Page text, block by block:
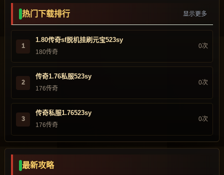
热门下载排行 显示更多
1
1.80传奇sf脱机挂刷元宝523sy
180传奇
0次
2
传奇1.76私服523sy
176传奇
0次
3
传奇私服1.76523sy
176传奇
0次
最新攻略